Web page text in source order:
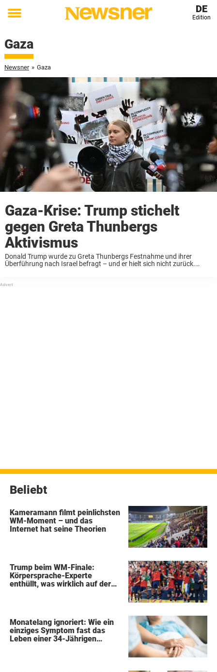
Toggle
DE
Edition
Gaza
Newsner » Gaza
Gaza-Krise: Trump stichelt
gegen Greta Thunbergs
Aktivismus
Donald Trump wurde zu Greta Thunbergs Festnahme und ihrer
Überführung nach Israel befragt – und er hielt sich nicht zurück.
Beliebt
Kameramann filmt peinlichsten
WM-Moment – und das
Internet hat seine Theorien
Trump beim WM-Finale:
Körpersprache-Experte
enthüllt, was wirklich auf der
Monatelang ignoriert: Wie ein
einziges Symptom fast das
Leben einer 34-Jährigen